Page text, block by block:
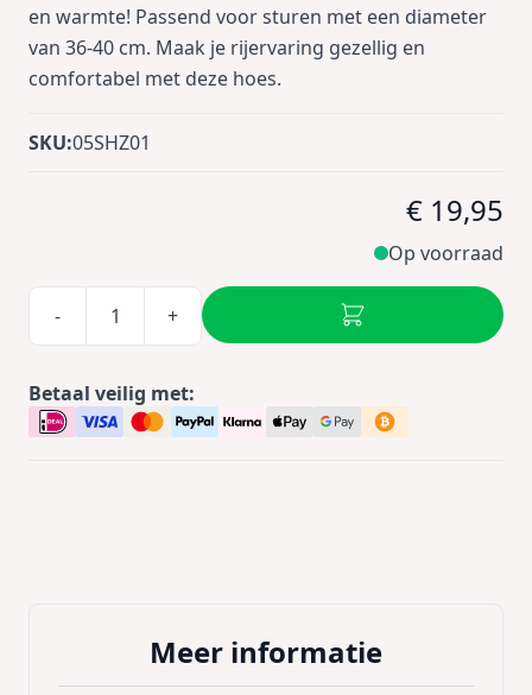
en warmte! Passend voor sturen met een diameter
van 36-40 cm. Maak je rijervaring gezellig en
comfortabel met deze hoes.
SKU:05SHZ01
€ 19,95
Op voorraad
- +
Betaal veilig met:
Meer informatie